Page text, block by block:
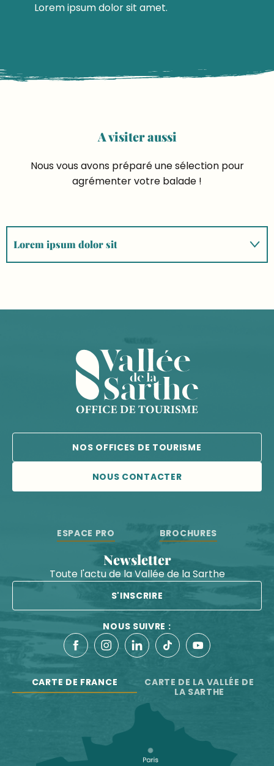
Lorem ipsum dolor sit amet.
A visiter aussi
Nous vous avons préparé une sélection pour
agrémenter votre balade !
Lorem ipsum dolor sit
NOS OFFICES DE TOURISME
NOUS CONTACTER
ESPACE PRO BROCHURES
Newsletter
Toute l'actu de la Vallée de la Sarthe
S'INSCRIRE
NOUS SUIVRE :
CARTE DE FRANCE
CARTE DE LA VALLÉE DE
LA SARTHE